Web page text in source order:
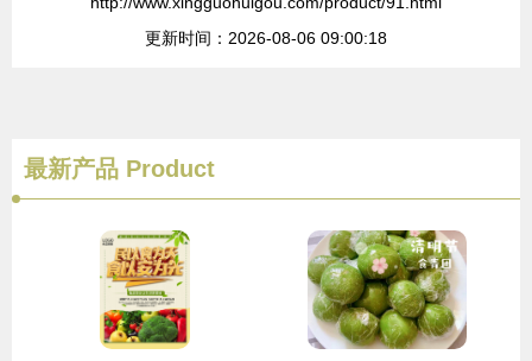
更新时间：2026-08-06 09:00:18
最新产品 Product